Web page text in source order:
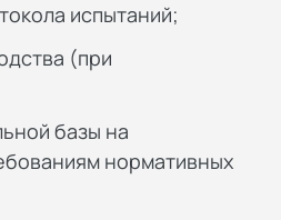
испытаний;
(при
базы на
нормативных